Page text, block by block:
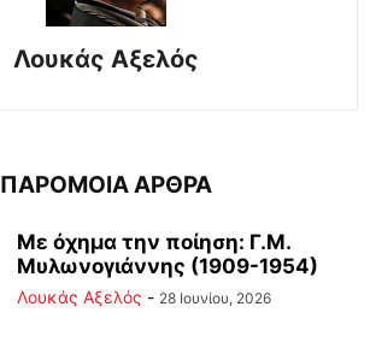
Λουκάς Αξελός
ΠΑΡΟΜΟΙΑ ΑΡΘΡΑ
Με όχημα την ποίηση: Γ.Μ.
Μυλωνογιάννης (1909-1954)
Λουκάς Αξελός - 28 Ιουνίου, 2026